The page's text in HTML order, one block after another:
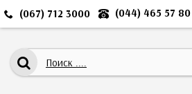
(067) 712 3000 (044) 465 57 80